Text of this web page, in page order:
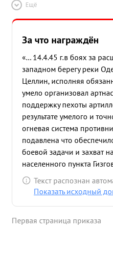
Ещё
За что награждён
«... 14.4.45 г.в боях за
западном берегу реки
Целлин, исполняя
умело организовал
поддержку пехоты
результате умелого и
огневая система
подавлена что
боевой задачи и захват
населенного пункта
подготовке к прорыву
обороны противника
командиров
Текст распознан
Показать исходный
Первая страница приказа